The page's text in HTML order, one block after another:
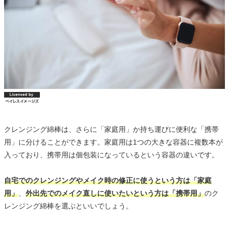
クレンジング綿棒は、さらに「家庭用」か持ち運びに便利な「携帯
用」に分けることができます。家庭用は1つの大きな容器に複数本が
入っており、携帯用は個包装になっているという容器の違いです。
自宅でのクレンジングやメイク時の修正に使うという方は「家庭
用」
外出先でのメイク直しに使いたいという方は「携帯用」のク
レンジング綿棒を選ぶといいでしょう。